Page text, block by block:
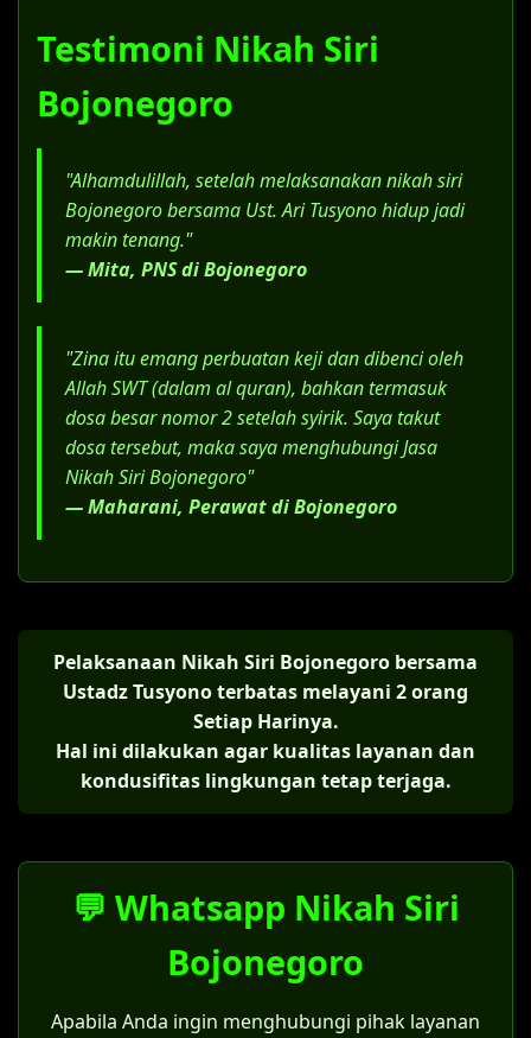
Surat konfirmasi dari KUA bahwa
pernikahan belum terdaftar.
Salinan Akta Cerai (bagi yang berstatus
Surat Kuasa Khusus, jika menggunakan
jasa advokat.
Testimoni Nikah Siri
Bojonegoro
"Alhamdulillah, setelah melaksanakan nikah siri
Bojonegoro bersama Ust. Ari Tusyono hidup jadi
makin tenang."
— Mita, PNS di Bojonegoro
"Zina itu emang perbuatan keji dan dibenci oleh
Allah SWT (dalam al quran), bahkan termasuk
dosa besar nomor 2 setelah syirik. Saya takut
dosa tersebut, maka saya menghubungi Jasa
Nikah Siri Bojonegoro"
— Maharani, Perawat di Bojonegoro
Pelaksanaan Nikah Siri Bojonegoro bersama
Ustadz Tusyono terbatas melayani 2 orang
Setiap Harinya.
Hal ini dilakukan agar kualitas layanan dan
kondusifitas lingkungan tetap terjaga.
💬 Whatsapp Nikah Siri
Bojonegoro
Apabila Anda ingin menghubungi pihak layanan